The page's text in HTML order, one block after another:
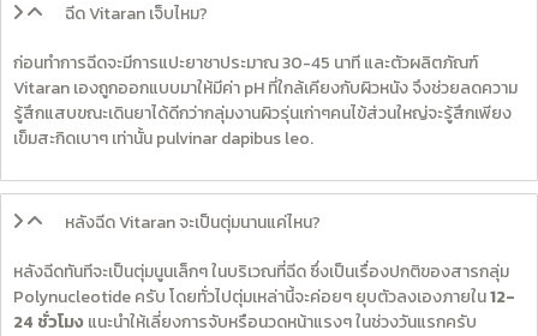
ฉีด Vitaran เจ็บไหม?
ก่อนทำการฉีดจะมีการแปะยาชาประมาณ 30-45 นาที และตัวผลิตภัณฑ์
Vitaran เองถูกออกแบบมาให้มีค่า pH ที่ใกล้เคียงกับผิวหนัง จึงช่วยลดความ
รู้สึกแสบขณะเดินยาได้ดีกว่ากลุ่มงานผิวรุ่นเก่าๆคนไข้ส่วนใหญ่จะรู้สึกเพียง
เข็มสะกิดเบาๆ เท่านั้น pulvinar dapibus leo.
หลังฉีด Vitaran จะเป็นตุ่มนานแค่ไหน?
หลังฉีดทันทีจะเป็นตุ่มนูนเล็กๆ ในบริเวณที่ฉีด ซึ่งเป็นเรื่องปกติของสารกลุ่ม
Polynucleotide ครับ โดยทั่วไปตุ่มเหล่านี้จะค่อยๆ ยุบตัวลงเองภายใน12-
24 ชั่วโมงแนะนำให้เลี่ยงการจับหรือนวดหน้าแรงๆ ในช่วงวันแรกครับ